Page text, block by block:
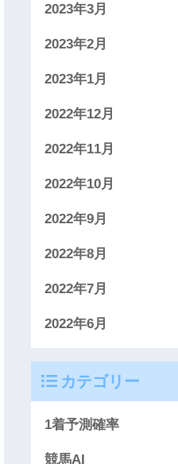
2023年3月
2023年2月
2023年1月
2022年12月
2022年11月
2022年10月
2022年9月
2022年8月
2022年7月
2022年6月
カテゴリー
1着予測確率
競馬AI